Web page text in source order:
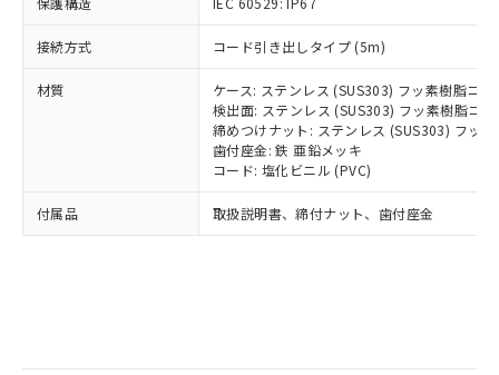
接続方式 コード引き出しタイプ (5m)
材質
ケース: ステンレス (SUS303) フッ素樹脂コー
検出面: ステンレス (SUS303) フッ素樹脂コー
締めつけナット: ステンレス (SUS303) フッ
歯付座金: 鉄 亜鉛メッキ
コード: 塩化ビニル (PVC)
付属品 取扱説明書、締付ナット、歯付座金
ご相談ください。
オムロン制御機器販売店や当社販売拠
販売ネットワーク
」をご確認
在庫状況および標準価格結果を当社の
事前の承諾なく第三者に漏洩または開
示しないようお願いします。
マイパーツ機能（部品リスト作成サー
ビス）をご利用いただくには、I-Web
メンバーズにご登録されている必要が
但し、RoHS指令で産業用監視および制御機器に対する
適用除外項目は除く。
フタル酸エステル類の４物質については閾値を超える意
図的な使用がないことを確認しています。
※2 対応予定月
部品在庫の切り替え状況などにより、予定
月が前後することがあります。
とができます。
※2 環境保護使用期限
「ｅ」：有害物質（10物質）のすべてが基
準値以下であることを示します。
「10」：通常の使用状況下において有害物
質が外部に漏えいし、環境に深刻な影響を
及ぼさない年数を意味します。
当社は貴社製品を、核兵器、ミサイ
ル、化学兵器、生物兵器またはその他
武器並びにこれらの製造装置等に一切
使用いたしません。
当社は、貴社製品を第三者に販売する
場合は、上記1、2および3の内容を当
該第三者に通知します。また当社は、
販売先および販売に係わる関係者が違
法に輸出するおそれがある場合は、取
り引きをいたしません。
合意する キャンセル
在庫なし(最新の在庫状況につ
いては、お客様のお取引先、ま
たはお客様担当のオムロン制御
機器販売店・当社販売員にご確
認ください)
受注生産機種、また在庫状況の
情報を公開していない機種